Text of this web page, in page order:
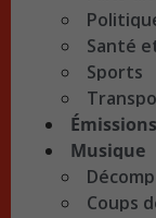
Santé
Sports
Émissions
Musique
Coups